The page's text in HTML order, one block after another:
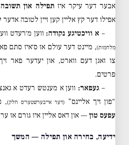
אבער דער עיקר איזתפילה און תשובה
אפילו דער קץ אליין קען זיין לטובה
– א וויכטיגע נקודה: ווען מ׳רעדט
מלחמות), מיינט דער עולם אז ס׳איז סתם
צו זאגן דעם ווארט, און יעדער פאר
פרטים.
–געפאר: ווען א מענטש רעדט א
“פון זיך אליינס” (דער אייבערשטער׳ס חלק),
עפעס טון — און דאס אליין איז גורם אז
ידיעה, בחירה און תפילה — המשך